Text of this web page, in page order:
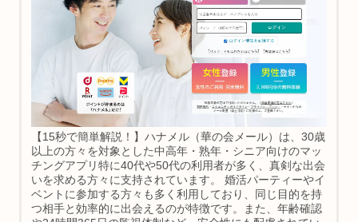
【15秒で簡単解説！】ハナメル（華の会メール）は、30歳
以上の方々を対象とした中高年・熟年・シニア向けのマッ
チングアプリ特に40代や50代の利用者が多く、真剣な出会
いを求める方々に支持されています。 婚活パーティーやイ
ベントに参加する方々も多く利用しており、同じ目的を持
つ相手と効率的に出会えるのが特徴です。また、年齢確認